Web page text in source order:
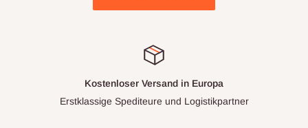
Kostenloser Versand in Europa
Erstklassige Spediteure und Logistikpartner